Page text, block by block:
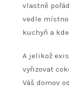
vlastně
vedle
kuchyň a
A jelikož
vyřizovat
Váš domov